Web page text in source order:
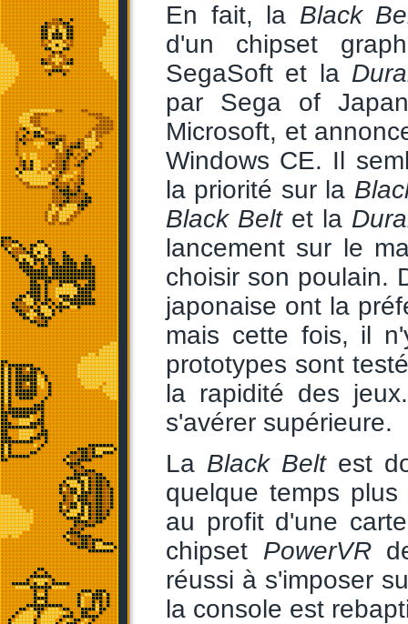
En fait, la Black
d'un chipset
SegaSoft et la
par Sega of
Microsoft, et
Windows CE. Il
la priorité sur la
Black Beltet la
lancement sur le
choisir son poulain.
japonaise ont la
mais cette fois, il
prototypes sont
la rapidité des
s'avérer supérieure.
La Black Beltest
quelque temps
au profit d'une
chipset PowerVR
réussi à s'imposer
la console est